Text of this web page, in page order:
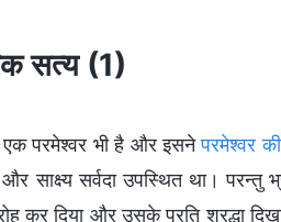
सत्य (1)
एक परमेश्वर भी है और इसनेपरमेश्वर
साक्ष्य सर्वदा उपस्थित था। परन्तु
कर दिया और उसके प्रति श्रद्धा